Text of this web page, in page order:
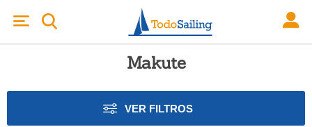
Makute
VER FILTROS